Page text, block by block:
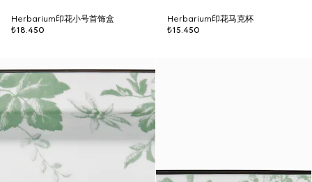
Herbarium印花小号首饰盒
₺18.450
Herbarium印花马克杯
₺15.450